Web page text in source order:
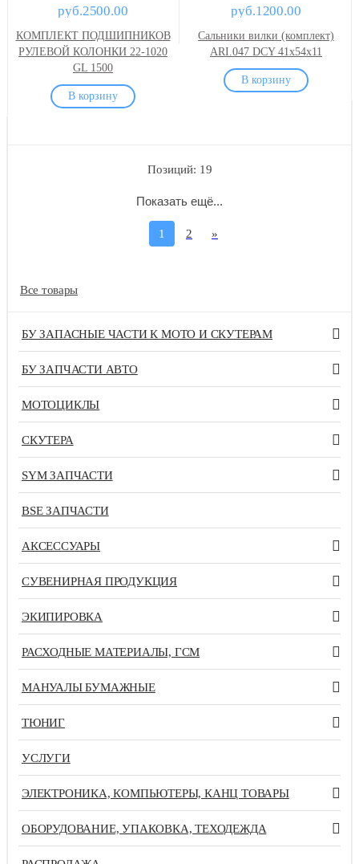
руб.2500.00
КОМПЛЕКТ ПОДШИПНИКОВ
РУЛЕВОЙ КОЛОНКИ 22-1020
GL 1500
руб.1200.00
Сальники вилки (комплект)
ARI.047 DCY 41x54x11
Позиций: 19
Показать ещё...
1 2 »
Все товары
БУ ЗАПАСНЫЕ ЧАСТИ К МОТО И СКУТЕРАМ
БУ ЗАПЧАСТИ АВТО
МОТОЦИКЛЫ
СКУТЕРА
SYM ЗАПЧАСТИ
BSE ЗАПЧАСТИ
АКСЕССУАРЫ
СУВЕНИРНАЯ ПРОДУКЦИЯ
ЭКИПИРОВКА
РАСХОДНЫЕ МАТЕРИАЛЫ, ГСМ
МАНУАЛЫ БУМАЖНЫЕ
ТЮНИГ
УСЛУГИ
ЭЛЕКТРОНИКА, КОМПЬЮТЕРЫ, КАНЦ ТОВАРЫ
ОБОРУДОВАНИЕ, УПАКОВКА, ТЕХОДЕЖДА